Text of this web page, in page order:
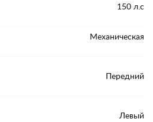
150 л.с
Механическая
Передний
Левый